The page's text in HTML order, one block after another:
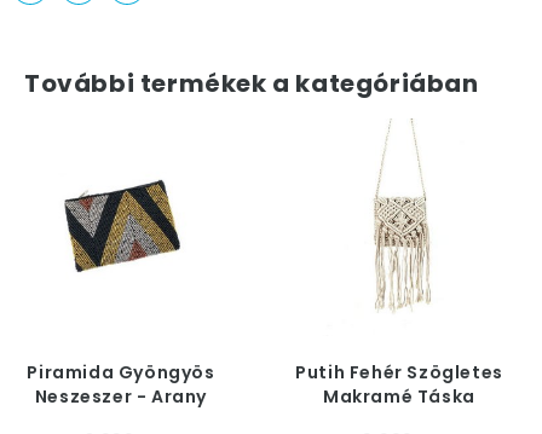
További termékek a kategóriában
Piramida Gyöngyös
Neszeszer - Arany
Putih Fehér Szögletes
Makramé Táska